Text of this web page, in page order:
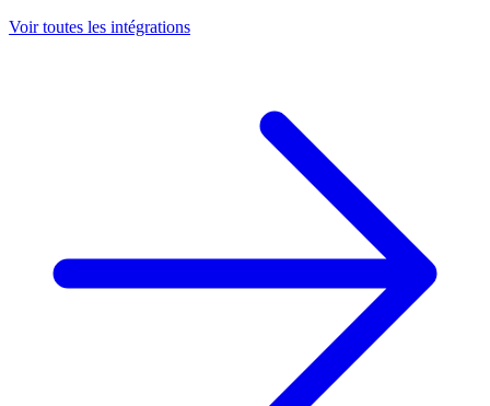
Voir toutes les intégrations